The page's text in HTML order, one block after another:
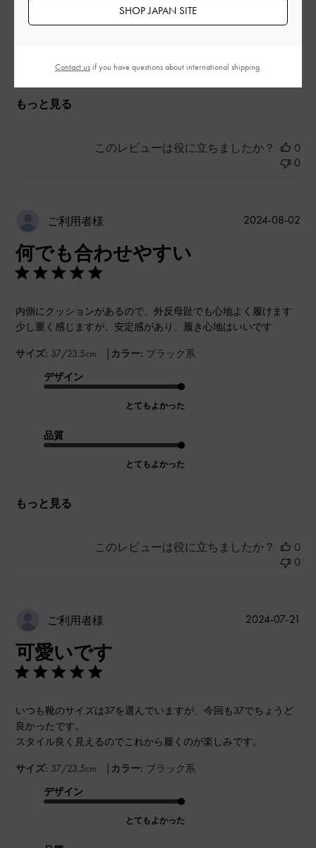
よかった
とてもよかった
もっと見る
このレビューは役に立ちましたか？
0
0
ご利用者様
何でも合わせやすい
内側にクッションがあるので、外反母趾でも心地よく履けます
少し重く感じますが、安定感があり、履き心地はいいです
サイズ: 37/23.5cm | カラー: ブラック系
デザイン
とてもよかった
品質
とてもよかった
もっと見る
公
2024-08-02
このレビューは役に立ちましたか？
0
0
ご利用者様
可愛いです
いつも靴のサイズは37を選んでいますが、今回も37でちょうど
良かったです。
スタイル良く見えるのでこれから履くのが楽しみです。
サイズ: 37/23.5cm | カラー: ブラック系
デザイン
とてもよかった
2024-07-21
SHOP JAPAN SITE
Contact usif you have questions about international shipping.